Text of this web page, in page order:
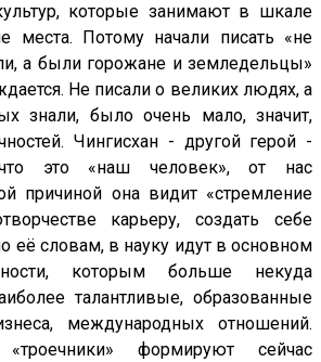
которые занимают в шкале
места. Потому начали писать «не
а были горожане и земледельцы»
Не писали о великих людях, а
знали, было очень мало, значит,
Чингисхан - другой герой -
это «наш человек», от нас
причиной она видит «стремление
карьеру, создать себе
её словам, в науку идут в основном
которым больше некуда
талантливые, образованные
международных отношений.
формируют сейчас